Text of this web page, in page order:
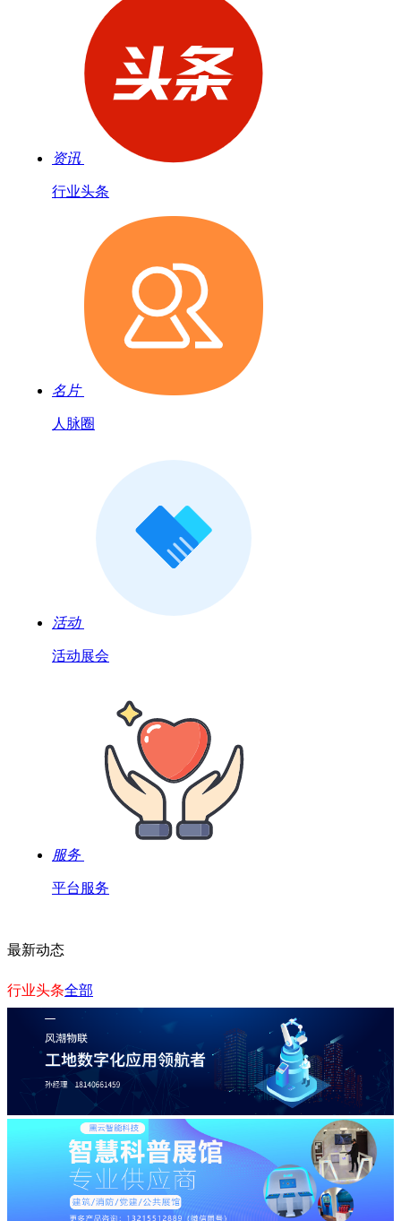
资讯
行业头条
名片
人脉圈
活动
活动展会
服务
平台服务
最新动态
行业头条全部